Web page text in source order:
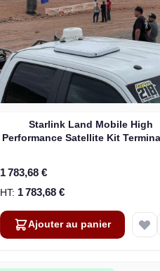
Starlink Land Mobile High
Performance Satellite Kit
1 783,68 €
1 783,68 €
Ajouter au panier